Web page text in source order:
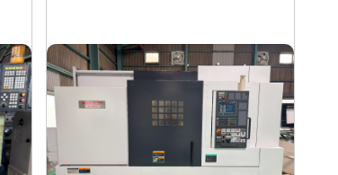
12″NC旋盤
メーカー 森精機
NL3000/700